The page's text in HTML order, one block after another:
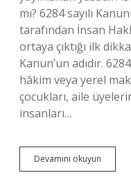
mı? 6284 sayılı
tarafından İnsan
ortaya çıktığı ilk
Kanun’un adıdır.
hâkim veya yerel
çocukları, aile
insanları…
Devamını okuyun
Sayılı